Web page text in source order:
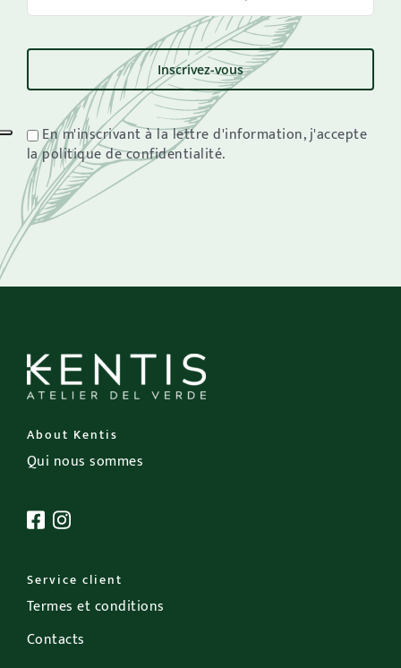
En m'inscrivant à la lettre d'information, j'accepte
la politique de confidentialité.
About Kentis
Qui nous sommes
Service client
Termes et conditions
Contacts